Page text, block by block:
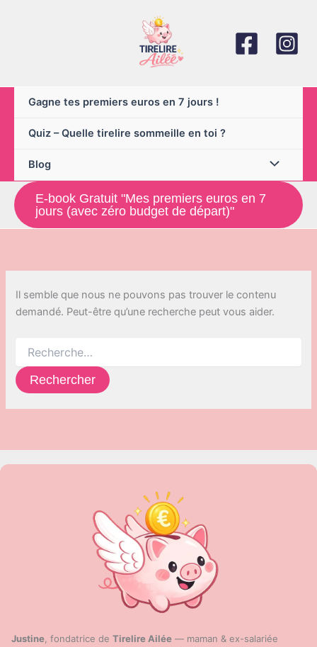
Gagne tes premiers euros en 7 jours !
Quiz – Quelle tirelire sommeille en toi ?
Blog
E-book Gratuit "Mes premiers euros en 7
jours (avec zéro budget de départ)"
Il semble que nous ne pouvons pas trouver le contenu
demandé. Peut-être qu’une recherche peut vous aider.
Justine, fondatrice de Tirelire Ailée — maman & ex-salariée